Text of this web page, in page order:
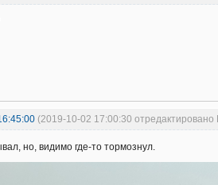
(2019-10-02 17:00:30 отредактировано
но, видимо где-то тормознул.